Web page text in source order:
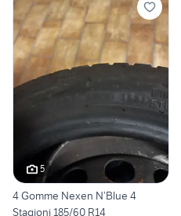
5
4 Gomme Nexen N’Blue 4
Stagioni 185/60 R14